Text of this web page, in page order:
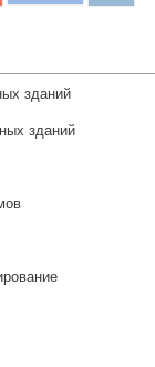
зданий
зданий